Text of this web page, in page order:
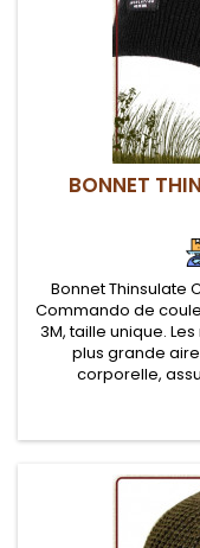
BONNET
Bonnet Thinsulate
Commando de
3M, taille unique.
plus grande
corporelle,